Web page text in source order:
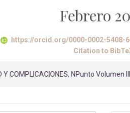
Febrero
https://orcid.org/0000-0002-5408-
Citation to
Y COMPLICACIONES, NPunto Volumen